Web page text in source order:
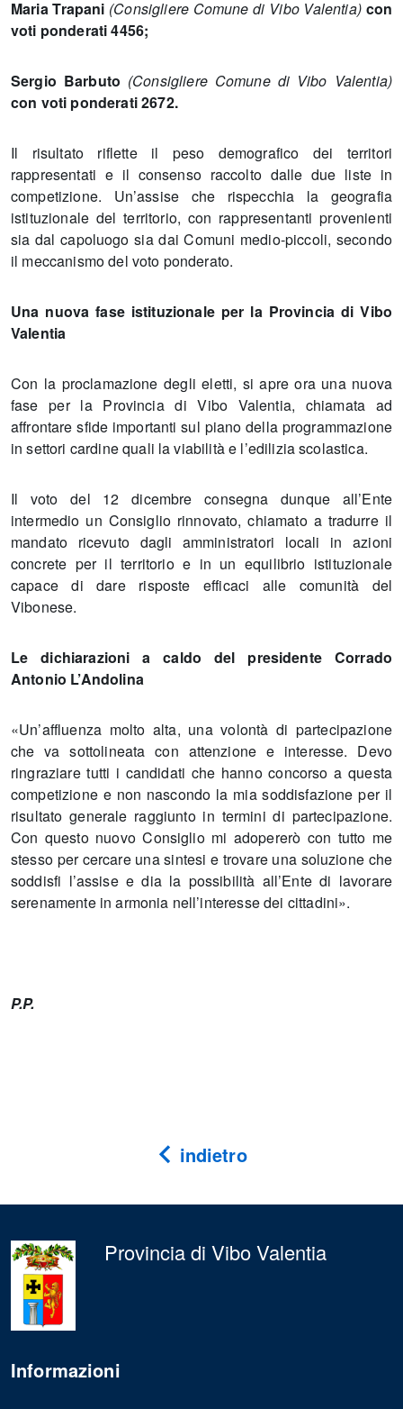
Maria Trapani (Consigliere Comune di Vibo Valentia)con
voti ponderati 4456;
Sergio Barbuto (Consigliere Comune di Vibo Valentia)
con voti ponderati 2672.
Il risultato riflette il peso demografico dei territori
rappresentati e il consenso raccolto dalle due liste in
competizione. Un’assise che rispecchia la geografia
istituzionale del territorio, con rappresentanti provenienti
sia dal capoluogo sia dai Comuni medio-piccoli, secondo
il meccanismo del voto ponderato.
Una nuova fase istituzionale per la Provincia di Vibo
Valentia
Con la proclamazione degli eletti, si apre ora una nuova
fase per la Provincia di Vibo Valentia, chiamata ad
affrontare sfide importanti sul piano della programmazione
in settori cardine quali la viabilità e l’edilizia scolastica.
Il voto del 12 dicembre consegna dunque all’Ente
intermedio un Consiglio rinnovato, chiamato a tradurre il
mandato ricevuto dagli amministratori locali in azioni
concrete per il territorio e in un equilibrio istituzionale
capace di dare risposte efficaci alle comunità del
Vibonese.
Le dichiarazioni a caldo del presidente Corrado
Antonio L’Andolina
«Un’affluenza molto alta, una volontà di partecipazione
che va sottolineata con attenzione e interesse. Devo
ringraziare tutti i candidati che hanno concorso a questa
competizione e non nascondo la mia soddisfazione per il
risultato generale raggiunto in termini di partecipazione.
Con questo nuovo Consiglio mi adopererò con tutto me
stesso per cercare una sintesi e trovare una soluzione che
soddisfi l’assise e dia la possibilità all’Ente di lavorare
serenamente in armonia nell’interesse dei cittadini».
P.P.
indietro
Provincia di Vibo Valentia
Informazioni